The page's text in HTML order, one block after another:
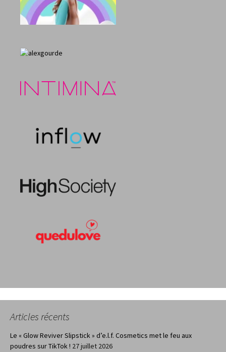
Articles récents
Le « Glow Reviver Slipstick » d’e.l.f. Cosmetics met le feu aux
poudres sur TikTok ! 27 juillet 2026